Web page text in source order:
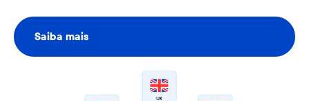
Saiba mais
Saiba mais